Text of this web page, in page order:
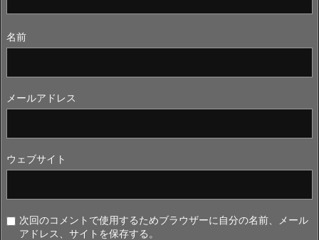
名前
メールアドレス
ウェブサイト
次回のコメントで使用するためブラウザーに自分の名前、メール
アドレス、サイトを保存する。